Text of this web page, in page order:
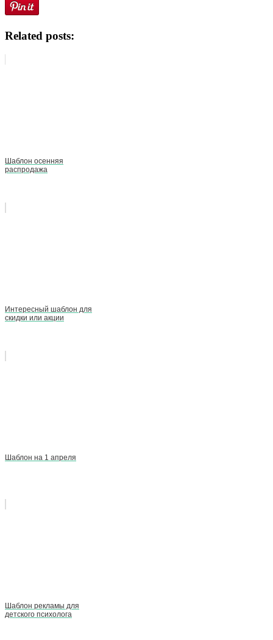
Related posts:
Шаблон осенняя
распродажа
Интересный шаблон для
скидки или акции
Шаблон на 1 апреля
Шаблон рекламы для
детского психолога